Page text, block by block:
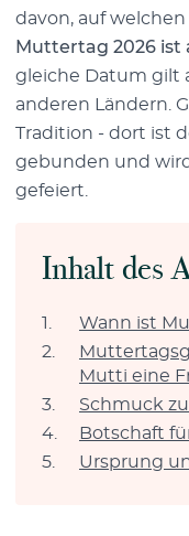
davon, auf welchen
Muttertag 2026 ist
gleiche Datum gilt
anderen Ländern.
Tradition - dort ist
gebunden und
gefeiert.
Inhalt des
Wann ist
Mutti eine
Schmuck
Botschaft
Ursprung